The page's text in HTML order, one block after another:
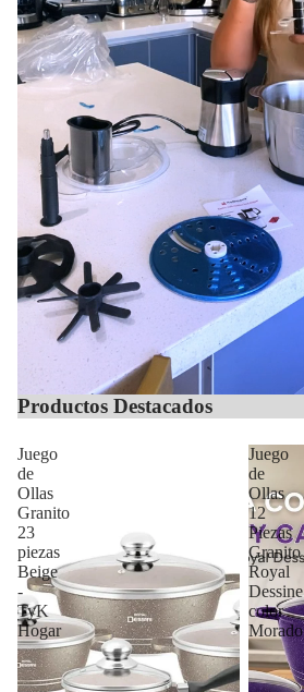
Productos Destacados
Juego
de
Ollas
Granito
23
piezas
Beige
-
TyK
Hogar
Juego
de
Ollas
12
Piezas
Granito
Royal
Dessine
color
Morado